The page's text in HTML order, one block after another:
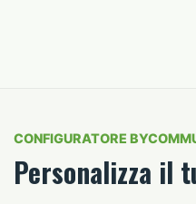
CONFIGURATORE
Personalizza il